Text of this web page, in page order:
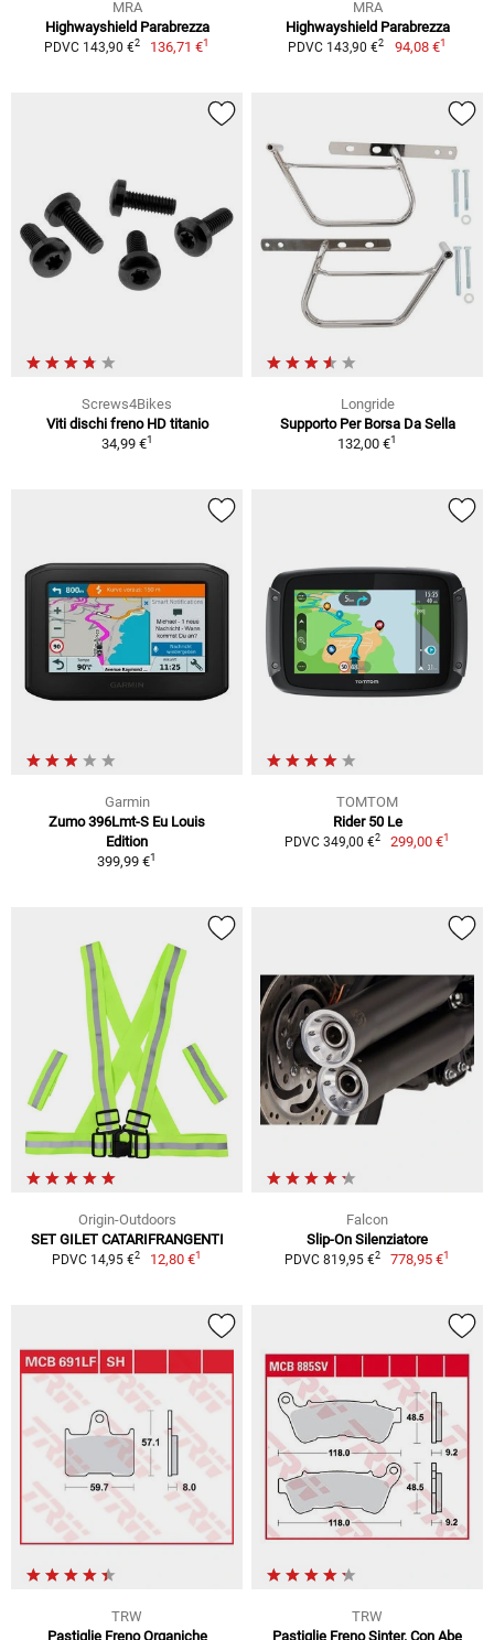
MRA
Highwayshield Parabrezza
PDVC 143,90 €2 136,71 €1
MRA
Highwayshield Parabrezza
PDVC 143,90 €2 94,08 €1
Screws4Bikes
Viti dischi freno HD titanio
34,99 €1
Longride
Supporto Per Borsa Da Sella
132,00 €1
Garmin
Zumo 396Lmt-S Eu Louis
Edition
399,99 €1
TOMTOM
Rider 50 Le
PDVC 349,00 €2 299,00 €1
Origin-Outdoors
SET GILET CATARIFRANGENTI
PDVC 14,95 €2 12,80 €1
Falcon
Slip-On Silenziatore
PDVC 819,95 €2 778,95 €1
TRW
Pastiglie Freno Organiche
TRW
Pastiglie Freno Sinter. Con Abe